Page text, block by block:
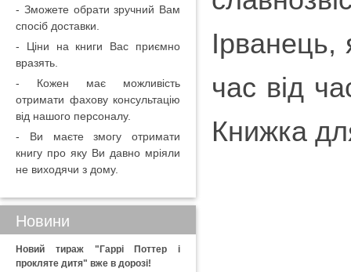
час від
Книжка
- Зможете обрати зручний Вам
спосіб доставки.
- Ціни на книги Вас приємно
вразять.
- Кожен має можливість
отримати фахову консультацію
від нашого персоналу.
- Ви маєте змогу отримати
книгу про яку Ви давно мріяли
не виходячи з дому.
Новини
Новий тираж "Гаррі Поттер і
прокляте дитя" вже в дорозі!